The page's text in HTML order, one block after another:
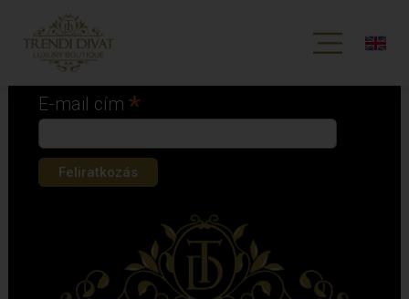
Iratkozz fel hírlevelünkre!
*
E-mail cím*